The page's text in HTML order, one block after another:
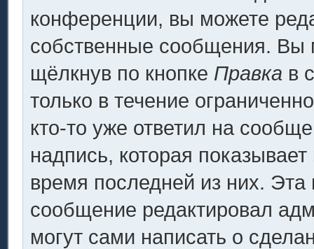
конференции, вы можете
собственные сообщения. Вы
щёлкнув по кнопке Правка в
только в течение
кто-то уже ответил на
надпись, которая
время последней из них.
сообщение редактировал
могут сами написать о